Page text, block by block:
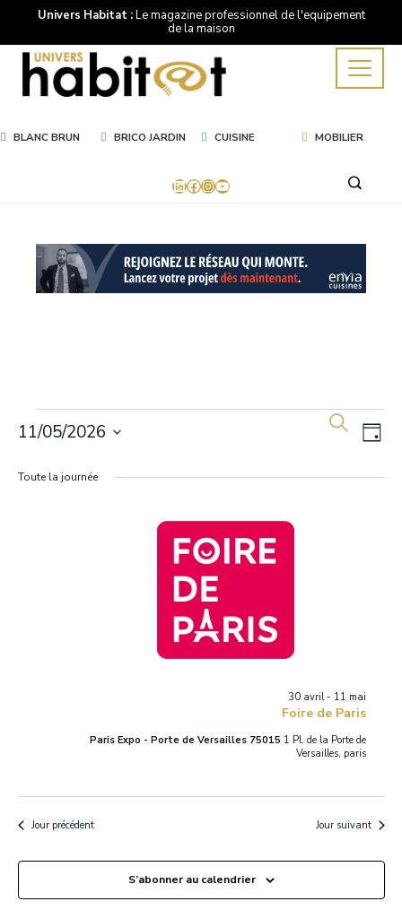
Univers Habitat :Le magazine professionnel de l'equipement
de la maison
BLANC BRUN BRICO JARDIN CUISINE MOBILIER
LinkedIn
Facebook
Instagram
YouTube
Évènements
for
et
Recherche
Jour
11/05/2026
Toute la journée
Foire de Paris
30 avril- 11 mai
Paris Expo - Porte de Versailles 75015 1 Pl. de la Porte de
Versailles, paris
Jour précédent Jour suivant
S’abonner au calendrier